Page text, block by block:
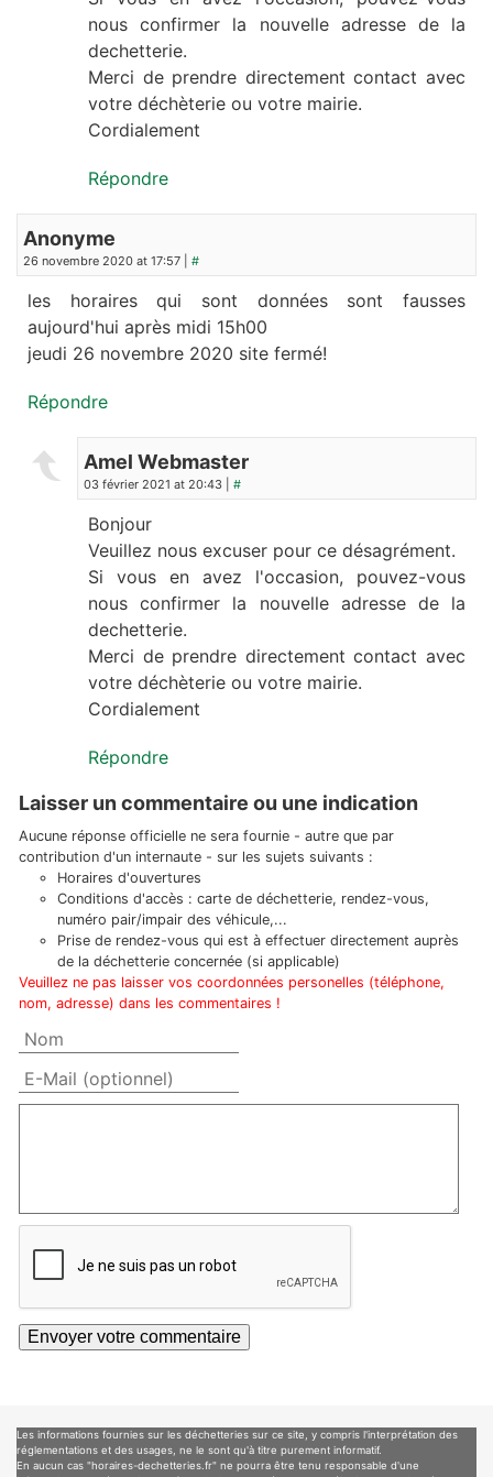
nous confirmer la nouvelle adresse de la
dechetterie.
Merci de prendre directement contact avec
votre déchèterie ou votre mairie.
Cordialement
Répondre
Anonyme
26 novembre 2020 at 17:57 | #
les horaires qui sont données sont fausses
aujourd'hui après midi 15h00
jeudi 26 novembre 2020 site fermé!
Répondre
Amel Webmaster
03 février 2021 at 20:43 | #
Bonjour
Veuillez nous excuser pour ce désagrément.
Si vous en avez l'occasion, pouvez-vous
nous confirmer la nouvelle adresse de la
dechetterie.
Merci de prendre directement contact avec
votre déchèterie ou votre mairie.
Cordialement
Répondre
Laisser un commentaire ou une indication
Aucune réponse officielle ne sera fournie - autre que par
contribution d'un internaute - sur les sujets suivants :
Horaires d'ouvertures
Conditions d'accès : carte de déchetterie, rendez-vous,
numéro pair/impair des véhicule,...
Prise de rendez-vous qui est à effectuer directement auprès
de la déchetterie concernée (si applicable)
Veuillez ne pas laisser vos coordonnées personelles (téléphone,
nom, adresse) dans les commentaires !
Les informations fournies sur les déchetteries sur ce site, y compris l'interprétation des
réglementations et des usages, ne le sont qu'à titre purement informatif.
En aucun cas "horaires-dechetteries.fr" ne pourra être tenu responsable d'une